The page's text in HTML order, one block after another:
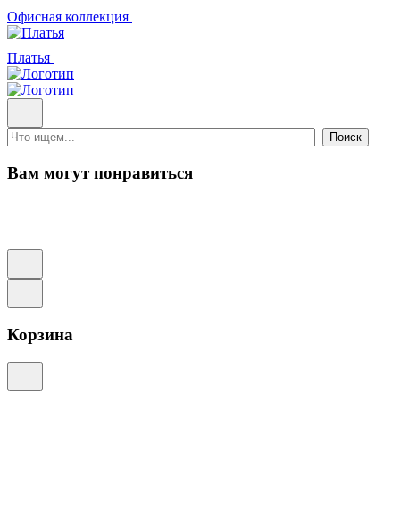
Офисная коллекция
Платья
Поиск
Вам могут понравиться
Корзина